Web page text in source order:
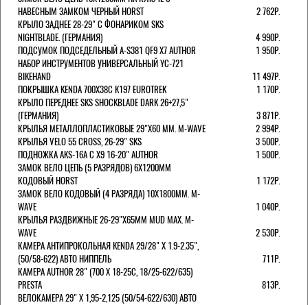
НАВЕСНЫМ ЗАМКОМ ЧЕРНЫЙ HORST
2 762Р.
КРЫЛО ЗАДНЕЕ 28-29" С ФОНАРИКОМ SKS
NIGHTBLADE. (ГЕРМАНИЯ)
4 990Р.
ПОДСУМОК ПОДСЕДЕЛЬНЫЙ A-S381 QF9 X7 AUTHOR
1 950Р.
НАБОР ИНСТРУМЕНТОВ УНИВЕРСАЛЬНЫЙ YC-721
BIKEHAND
11 497Р.
ПОКРЫШКА KENDA 700Х38С K197 EUROTREK
1 170Р.
КРЫЛО ПЕРЕДНЕЕ SKS SHOCKBLADE DARK 26+27,5"
(ГЕРМАНИЯ)
3 871Р.
КРЫЛЬЯ МЕТАЛЛОПЛАСТИКОВЫЕ 29"Х60 ММ. M-WAVE
2 994Р.
КРЫЛЬЯ VELO 55 CROSS, 26-29" SKS
3 500Р.
ПОДНОЖКА AKS-16A C X9 16-20" AUTHOR
1 500Р.
ЗАМОК ВЕЛО ЦЕПЬ (5 РАЗРЯДОВ) 6Х1200ММ
КОДОВЫЙ HORST
1 172Р.
ЗАМОК ВЕЛО КОДОВЫЙ (4 РАЗРЯДА) 10Х1800ММ. M-
WAVE
1 040Р.
КРЫЛЬЯ РАЗДВИЖНЫЕ 26-29"Х65ММ MUD MAX. M-
WAVE
2 530Р.
КАМЕРА АНТИПРОКОЛЬНАЯ KENDA 29/28" Х 1.9-2.35",
(50/58-622) АВТО НИППЕЛЬ
711Р.
КАМЕРА AUTHOR 28" (700 Х 18-25С, 18/25-622/635)
PRESTA
813Р.
ВЕЛОКАМЕРА 29" X 1,95-2,125 (50/54-622/630) АВТО